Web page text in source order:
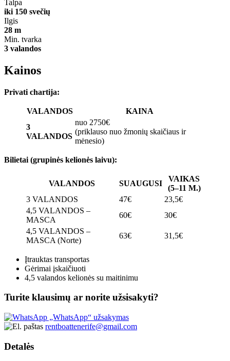
Talpa
iki 150 svečių
Ilgis
28 m
Min. tvarka
3 valandos
Kainos
Privati chartija:
VALANDOS
KAINA
3
VALANDOS
nuo 2750€
(priklauso nuo žmonių skaičiaus ir
mėnesio)
Bilietai (grupinės kelionės laivu):
VALANDOS SUAUGUSI
VAIKAS
(5–11 M.)
3 VALANDOS
47€
23,5€
4,5 VALANDOS –
MASCA
60€
30€
4,5 VALANDOS –
MASCA (Norte)
63€ 31,5€
Įtrauktas transportas
Gėrimai įskaičiuoti
4,5 valandos kelionės su maitinimu
Turite klausimų ar norite užsisakyti?
„WhatsApp“ užsakymas
rentboattenerife@gmail.com
Detalės